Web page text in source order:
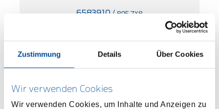
Zustimmung Details Über Cookies
Wir verwenden Cookies
Wir verwenden Cookies, um Inhalte und Anzeigen zu
6583910/ 895 7X8